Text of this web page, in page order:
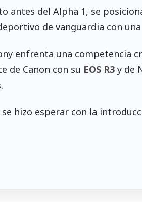
antes del Alpha 1, se
de vanguardia con
enfrenta una competencia
de Canon con su EOS R3y de
se hizo esperar con la